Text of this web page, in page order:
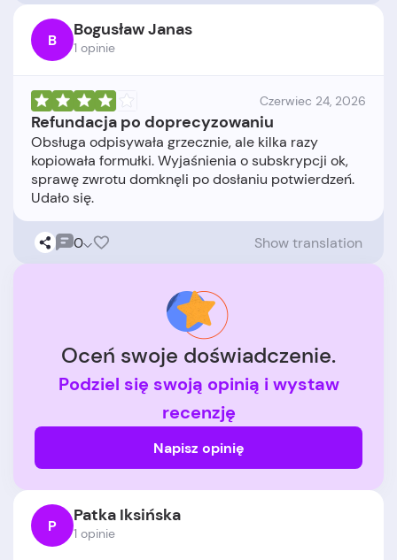
B Bogusław Janas
1 opinie
Czerwiec 24, 2026
Refundacja po doprecyzowaniu
Obsługa odpisywała grzecznie, ale kilka razy
kopiowała formułki. Wyjaśnienia o subskrypcji ok,
sprawę zwrotu domknęli po dosłaniu potwierdzeń.
0 Show translation
Oceń swoje doświadczenie.
Podziel się swoją opinią i wystaw
recenzję
Napisz opinię
P Patka Iksińska
1 opinie